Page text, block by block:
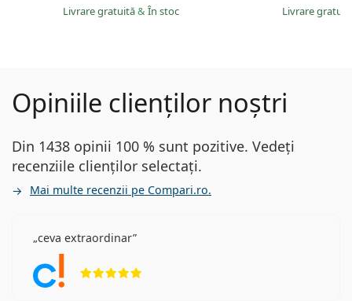
Livrare gratuită& În stoc Livrare
Opiniile clienților noștri
Din 1438 opinii 100 % sunt pozitive. Vedeți
recenziile clienților selectați.
Mai multe recenzii pe Compari.ro.
ceva extraordinar